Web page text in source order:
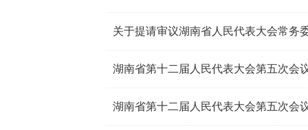
湖南省第十二届人民代表大会第五次会
湖南省第十二届人民代表大会第五次会